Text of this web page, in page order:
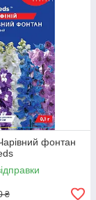
фонтан
₴